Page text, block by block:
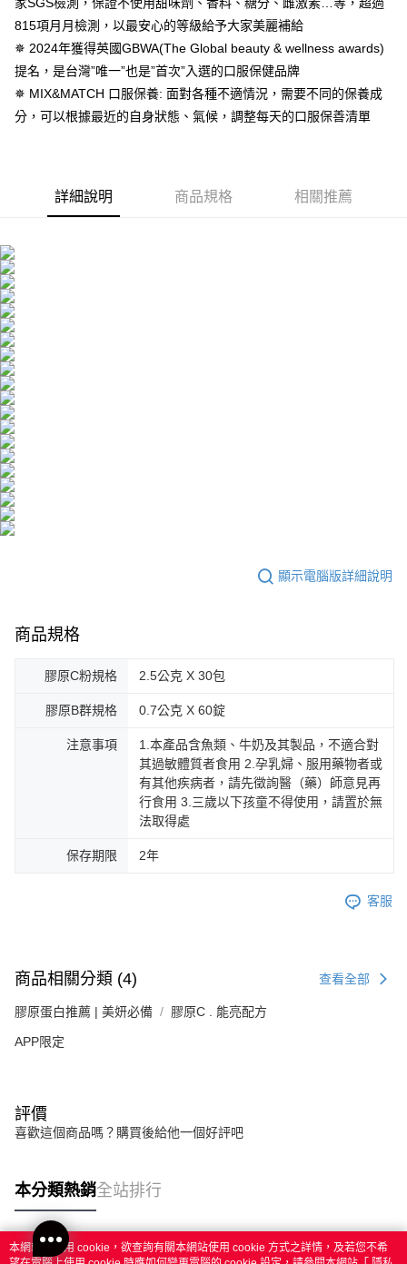
任。
４．使用「AFTEE先享後付」時，將依據個別帳號之用戶狀況，依本公司即
時審查核予不同之上限額度；若仍有額度不足之情形，本公司將視審查結果
請求用戶進行身份認證。
５．嚴禁一人註冊多個帳號或使用他人資訊註冊。若發現惡意使用之情形，
恩沛科技股份有限公司將有權停止該用戶之使用額度並採取法律行動。
宅配
每筆NT$100，滿NT$600(含以上)免運費
宅配(離島)
每筆NT$100，滿NT$600(含以上)免運費
海外配送 查看運費
海外配送(馬來西亞) 查看運費
815項月月檢測，以最安心的等級給予大家美麗補給
✵ 2024年獲得英國GBWA(The Global beauty & wellness awards)
提名，是台灣”唯一”也是”首次”入選的口服保健品牌
✵ MIX&MATCH 口服保養: 面對各種不適情況，需要不同的保養成
分，可以根據最近的自身狀態、氣候，調整每天的口服保善清單
詳細說明 商品規格 相關推薦
顯示電腦版詳細說明
商品規格
膠原C粉規格 2.5公克 X 30包
膠原B群規格 0.7公克 X 60錠
注意事項
1.本產品含魚類、牛奶及其製品，不適合對
其過敏體質者食用 2.孕乳婦、服用藥物者或
有其他疾病者，請先徵詢醫（藥）師意見再
行食用 3.三歲以下孩童不得使用，請置於無
法取得處
保存期限 2年
客服
商品相關分類 (4) 查看全部
膠原蛋白推薦 | 美妍必備 膠原C . 能亮配方
APP限定
評價
喜歡這個商品嗎？購買後給他一個好評吧
本分類熱銷全站排行
本網站中使用 cookie，欲查詢有關本網站使用 cookie 方式之詳情，及若您不希